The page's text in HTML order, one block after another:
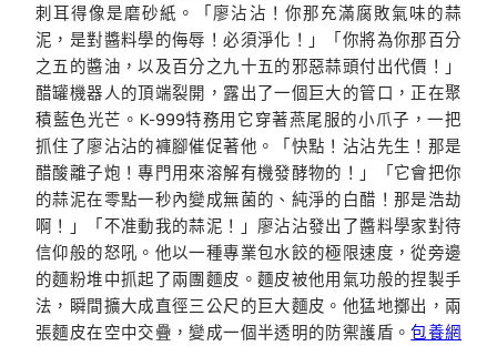
刺耳得像是磨砂紙。「廖沾沾！你那充滿腐敗氣味的蒜
泥，是對醬料學的侮辱！必須淨化！」「你將為你那百分
之五的醬油，以及百分之九十五的邪惡蒜頭付出代價！」
醋罐機器人的頂端裂開，露出了一個巨大的管口，正在聚
積藍色光芒。K-999特務用它穿著燕尾服的小爪子，一把
抓住了廖沾沾的褲腳催促著他。「快點！沾沾先生！那是
醋酸離子炮！專門用來溶解有機發酵物的！」「它會把你
的蒜泥在零點一秒內變成無菌的、純淨的白醋！那是浩劫
啊！」「不准動我的蒜泥！」廖沾沾發出了醬料學家對待
信仰般的怒吼。他以一種專業包水餃的極限速度，從旁邊
的麵粉堆中抓起了兩團麵皮。麵皮被他用氣功般的捏製手
法，瞬間擴大成直徑三公尺的巨大麵皮。他猛地擲出，兩
張麵皮在空中交疊，變成一個半透明的防禦護盾。包養網